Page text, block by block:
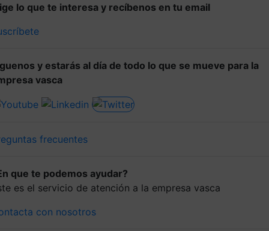
lo que te interesa y recíbenos en tu email
y estarás al día de todo lo que se mueve para la
vasca
frecuentes
que te podemos ayudar?
es el servicio de atención a la empresa vasca
con nosotros